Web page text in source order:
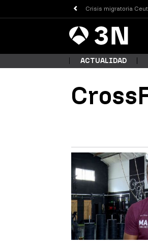
Crisis migratoria
Antena
3 Noticias
ACTUALIDAD